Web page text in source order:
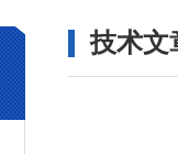
技术文